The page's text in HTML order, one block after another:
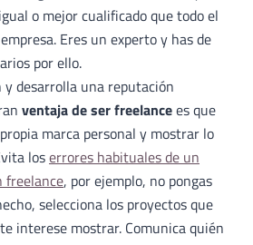
o mejor cualificado que todo el
Eres un experto y has de
por ello.
y desarrolla una reputación
ventaja de ser freelancees que
marca personal y mostrar lo
loserrores habituales de un
freelance, por ejemplo, no pongas
selecciona los proyectos que
interese mostrar. Comunica quién